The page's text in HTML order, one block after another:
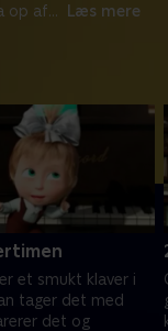
op af... Læs mere
et smukt klaver i
tager det med
det og